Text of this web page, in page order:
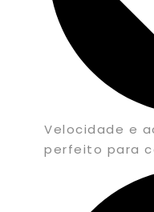
Velocidade e
perfeito para